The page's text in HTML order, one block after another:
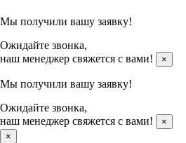
Мы получили вашу заявку!
Ожидайте звонка,
наш менеджер свяжется с вами!
×
Мы получили вашу заявку!
Ожидайте звонка,
наш менеджер свяжется с вами!
×
×